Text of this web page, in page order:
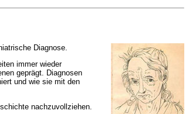
Diagnose.
immer wieder
geprägt. Diagnosen
und wie sie mit den
nachzuvollziehen.